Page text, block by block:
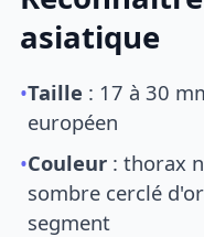
asiatique
•Taille : 17 à 30
européen
•Couleur : thorax
sombre cerclé
segment